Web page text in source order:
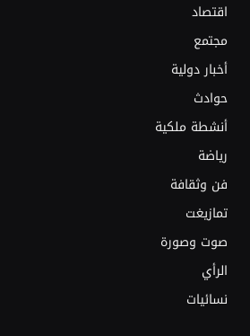
اقتصاد
مجتمع
أخبار دولية
حوادث
أنشطة ملكية
رياضة
فن وثقافة
تمازيغت
صوت وصورة
الرأي
نسائيات